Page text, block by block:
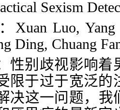
Sexism
Xuan Luo,
Ding, Chuang
性别歧视影响着
限于过于宽泛的
决这一问题，我